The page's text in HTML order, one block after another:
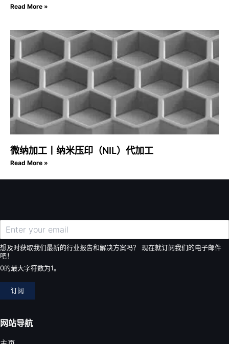
Read More »
微纳加工丨纳米压印（NIL）代加工
Read More »
想及时获取我们最新的行业报告和解决方案吗？ 现在就订阅我们的电子邮件
吧！
0的最大字符数为1。
订阅
网站导航